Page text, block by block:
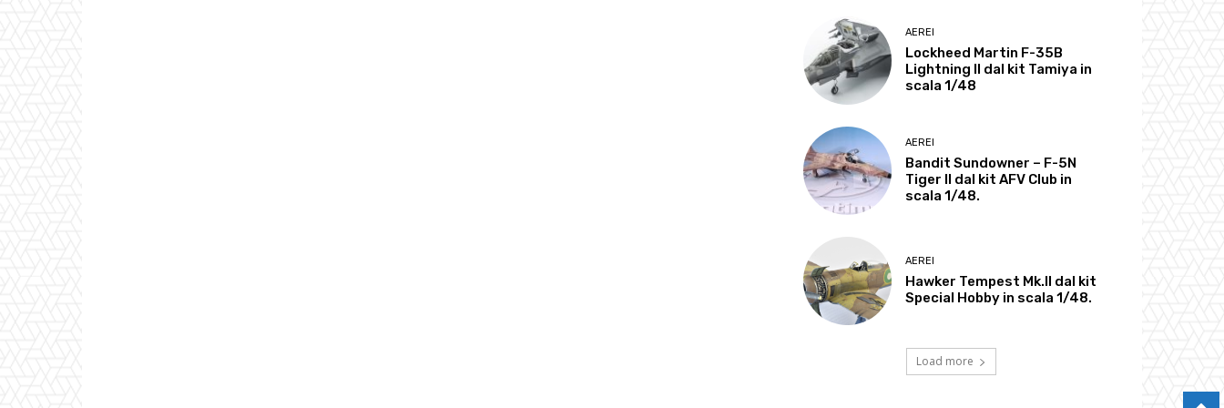
AEREI
Lockheed Martin F-35B
Lightning II dal kit Tamiya in
scala 1/48
AEREI
Bandit Sundowner – F-5N
Tiger II dal kit AFV Club in
scala 1/48.
AEREI
Hawker Tempest Mk.II dal kit
Special Hobby in scala 1/48.
Load more